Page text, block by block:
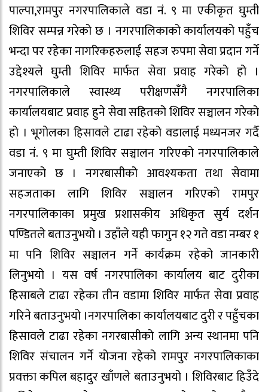
पाल्पा,रामपुर नगरपालिकाले वडा नं. ९ मा एकीकृत घुम्ती
शिविर सम्पन्न गरेको छ । नगरपालिकाको कार्यालयको पहुँच
भन्दा पर रहेका नागरिकहरुलाई सहज रुपमा सेवा प्रदान गर्ने
उद्देश्यले घुम्ती शिविर मार्फत सेवा प्रवाह गरेको हो ।
नगरपालिकाले स्वास्थ्य परीक्षणसँगै नगरपालिका
कार्यालयबाट प्रवाह हुने सेवा सहितको शिविर सञ्चालन गरेको
हो । भूगोलका हिसावले टाढा रहेको वडालाई मध्यनजर गर्दै
वडा नं. ९ मा घुम्ती शिविर सञ्चालन गरिएको नगरपालिकाले
जनाएको छ । नगरबासीको आवश्यकता तथा सेवामा
सहजताका लागि शिविर सञ्चालन गरिएको रामपुर
नगरपालिकाका प्रमुख प्रशासकीय अधिकृत सुर्य दर्शन
पण्डितले बताउनुभयो । उहाँले यही फागुन १२ गते वडा नम्बर १
मा पनि शिविर सञ्चालन गर्ने कार्यक्रम रहेको जानकारी
लिनुभयो । यस वर्ष नगरपालिका कार्यालय बाट दुरीका
हिसाबले टाढा रहेका तीन वडामा शिविर मार्फत सेवा प्रवाह
गरिने बताउनुभयो ।नगरपालिका कार्यालयबाट दुरी र पहुँचका
हिसावले टाढा रहेका नगरबासीको लागि अन्य स्थानमा पनि
शिविर संचालन गर्ने योजना रहेको रामपुर नगरपालिकाका
प्रवक्ता कपिल बहादुर खाँणले बताउनुभयो । शिविरबाट हिउँदे